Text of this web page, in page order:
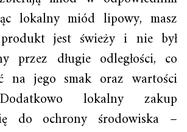
lokalny miód lipowy, masz
jest świeży i nie był
przez długie odległości, co
na jego smak oraz wartości
lokalny zakup
do ochrony środowiska –